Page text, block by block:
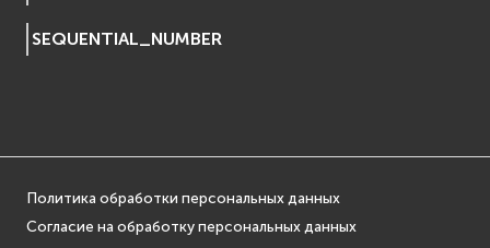
EVosgText
osgGA
osgParticle
SEQUENTIAL_NUMBER
Политика обработки персональных данных
Согласие на обработку персональных данных